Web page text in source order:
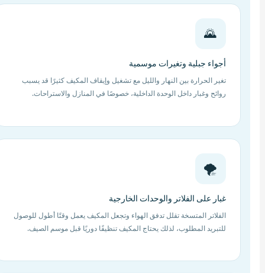
🌄
أجواء جبلية وتغيرات موسمية
تغير الحرارة بين النهار والليل مع تشغيل وإيقاف المكيف كثيرًا قد يسبب
روائح وغبار داخل الوحدة الداخلية، خصوصًا في المنازل والاستراحات.
🌪️
غبار على الفلاتر والوحدات الخارجية
الفلاتر المتسخة تقلل تدفق الهواء وتجعل المكيف يعمل وقتًا أطول للوصول
للتبريد المطلوب، لذلك يحتاج المكيف تنظيفًا دوريًا قبل موسم الصيف.